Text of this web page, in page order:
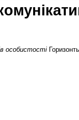
особистості